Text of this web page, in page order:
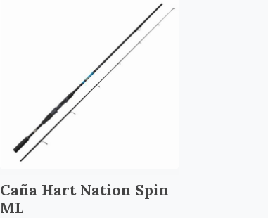
Caña Hart Nation Spin
ML